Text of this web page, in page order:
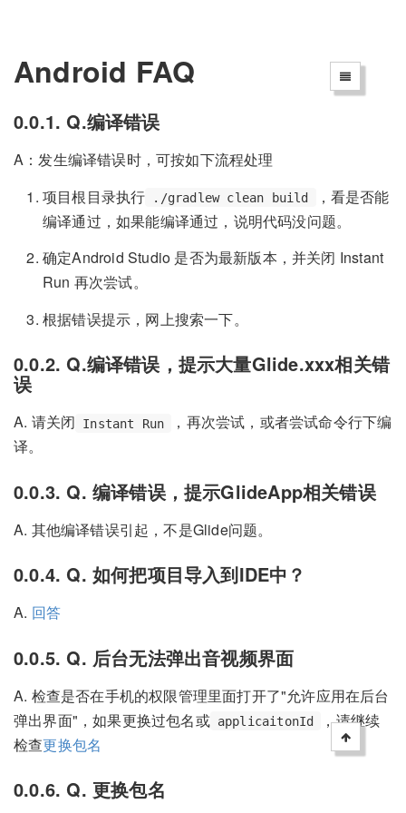
Android FAQ
0.0.1. Q.编译错误
A：发生编译错误时，可按如下流程处理
项目根目录执行
./gradlew clean build
，看是否能
编译通过，如果能编译通过，说明代码没问题。
确定Android Studio 是否为最新版本，并关闭 Instant
Run 再次尝试。
根据错误提示，网上搜索一下。
0.0.2. Q.编译错误，提示大量Glide.xxx相关错
误
A. 请关闭 Instant Run
，再次尝试，或者尝试命令行下编
译。
0.0.3. Q. 编译错误，提示GlideApp相关错误
A. 其他编译错误引起，不是Glide问题。
0.0.4. Q. 如何把项目导入到IDE中？
A. 回答
0.0.5. Q. 后台无法弹出音视频界面
A. 检查是否在手机的权限管理里面打开了"允许应用在后台
弹出界面"，如果更换过包名或 applicaitonId
，请继续
检查更换包名
0.0.6. Q. 更换包名